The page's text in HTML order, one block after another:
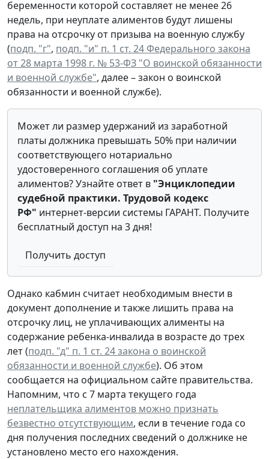
беременности которой составляет не менее 26
недель, при неуплате алиментов будут лишены
права на отсрочку от призыва на военную службу
(подп. "г", подп. "и" п. 1 ст. 24 Федерального закона
от 28 марта 1998 г. № 53-ФЗ "О воинской обязанности
и военной службе", далее – закон о воинской
обязанности и военной службе).
Может ли размер удержаний из заработной
платы должника превышать 50% при наличии
соответствующего нотариально
удостоверенного соглашения об уплате
алиментов? Узнайте ответ в "Энциклопедии
судебной практики. Трудовой кодекс
РФ" интернет-версии системы ГАРАНТ. Получите
бесплатный доступ на 3 дня!
Получить доступ
Однако кабмин считает необходимым внести в
документ дополнение и также лишить права на
отсрочку лиц, не уплачивающих алименты на
содержание ребенка-инвалида в возрасте до трех
лет (подп. "д" п. 1 ст. 24 закона о воинской
обязанности и военной службе). Об этом
сообщается на официальном сайте правительства.
Напомним, что с 7 марта текущего года
неплательщика алиментов можно признать
безвестно отсутствующим, если в течение года со
дня получения последних сведений о должнике не
установлено место его нахождения.